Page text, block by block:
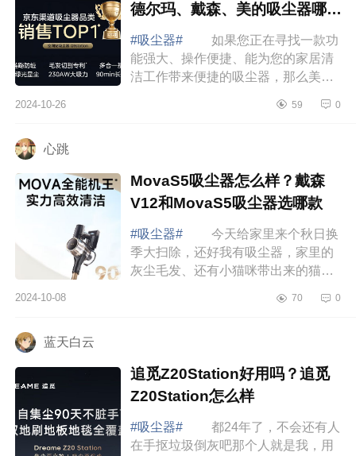
德尔玛、戴森、美的吸尘器哪款
值得入手
#吸尘器#
如果您正在寻找一款功
能强大、操作便捷、能为您的家居清
洁工作带来便捷的吸尘器，那么美的
小编为大家介绍下美的Q9station吸尘
2024-10-26 59 0
心跳
MovaS5吸尘器怎么样？戴森
V12和MovaS5吸尘器选哪款
#吸尘器#
今天给家里来个秋日换
季大扫除，还好我有吸尘器，家里的
灰尘毛发、还有小猫咪带出来的猫粮
手。下面小编为大家介绍下MovaS5
2024-10-08 70 0
蓝天白云
追觅Z20Station好用吗？追觅
Z20Station怎么样
#吸尘器#
都24年了，不会还有人
在手抠垃圾倒灰吧那个人就是我，用